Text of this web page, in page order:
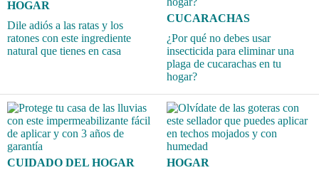
HOGAR
Dile adiós a las ratas y los
ratones con este ingrediente
natural que tienes en casa
CUCARACHAS
¿Por qué no debes usar
insecticida para eliminar una
plaga de cucarachas en tu
hogar?
CUIDADO DEL HOGAR
HOGAR